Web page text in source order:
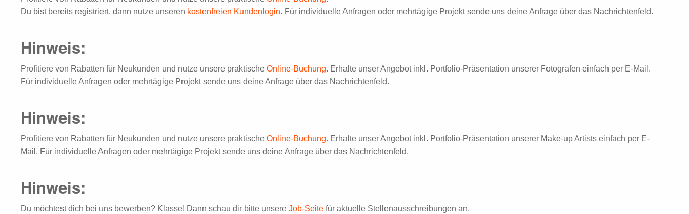
Du bist bereits registriert, dann nutze unseren kostenfreien Kundenlogin. Für individuelle Anfragen oder mehrtägige Projekt sende uns deine Anfrage über das Nachrichtenfeld.
Hinweis:
Profitiere von Rabatten für Neukunden und nutze unsere praktische Online-Buchung. Erhalte unser Angebot inkl. Portfolio-Präsentation unserer Fotografen einfach per E-Mail.
Für individuelle Anfragen oder mehrtägige Projekt sende uns deine Anfrage über das Nachrichtenfeld.
Hinweis:
Profitiere von Rabatten für Neukunden und nutze unsere praktische Online-Buchung. Erhalte unser Angebot inkl. Portfolio-Präsentation unserer Make-up Artists einfach per E-
Mail. Für individuelle Anfragen oder mehrtägige Projekt sende uns deine Anfrage über das Nachrichtenfeld.
Hinweis:
Du möchtest dich bei uns bewerben? Klasse! Dann schau dir bitte unsere Job-Seite für aktuelle Stellenausschreibungen an.